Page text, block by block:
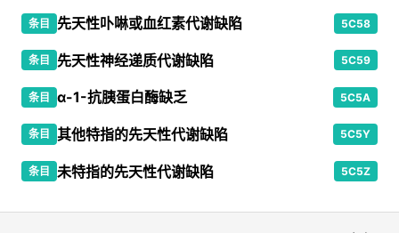
条目 先天性卟啉或血红素代谢缺陷 5C58
条目 先天性神经递质代谢缺陷 5C59
条目 α-1-抗胰蛋白酶缺乏 5C5A
条目 其他特指的先天性代谢缺陷 5C5Y
条目 未特指的先天性代谢缺陷 5C5Z